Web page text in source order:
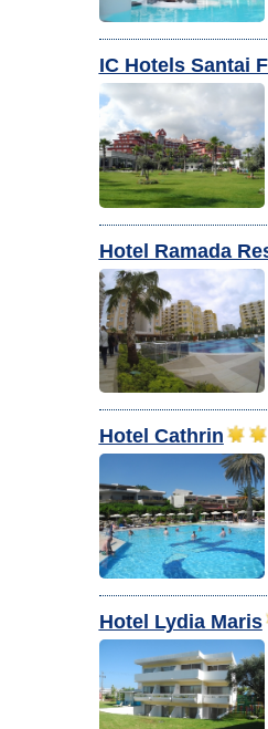
IC Hotels Santai
Hotel Ramada
Hotel Cathrin
Hotel Lydia Maris